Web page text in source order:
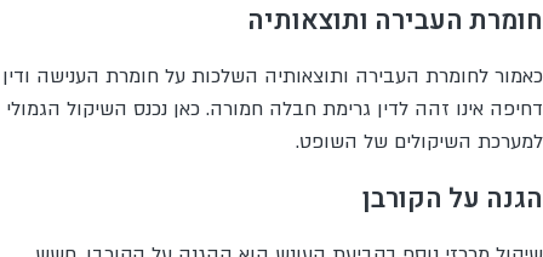
חומרת העבירה ותוצאותיה
כאמור לחומרת העבירה ותוצאותיה השלכות על חומרת הענישה ודין
דחיפה אינו זהה לדין גרימת חבלה חמורה. כאן נכנס השיקול הגמולי
למערכת השיקולים של השופט.
הגנה על הקורבן